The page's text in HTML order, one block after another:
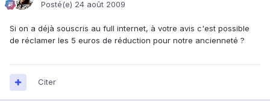
Posté(e) 24 août 2009
Si on a déjà souscris au full internet, à votre avis c'est possible
de réclamer les 5 euros de réduction pour notre ancienneté ?
Citer